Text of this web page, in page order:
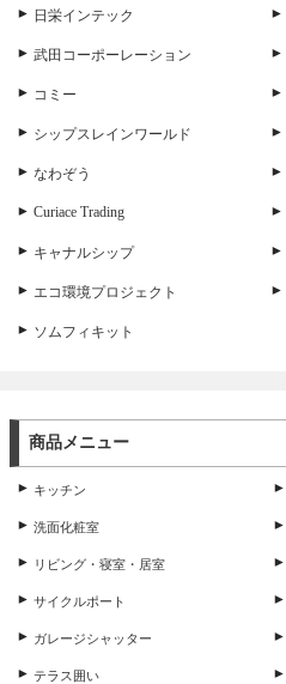
日栄インテック
武田コーポーレーション
コミー
シップスレインワールド
なわぞう
Curiace Trading
キャナルシップ
エコ環境プロジェクト
ソムフィキット
商品メニュー
キッチン
洗面化粧室
リビング・寝室・居室
サイクルポート
ガレージシャッター
テラス囲い